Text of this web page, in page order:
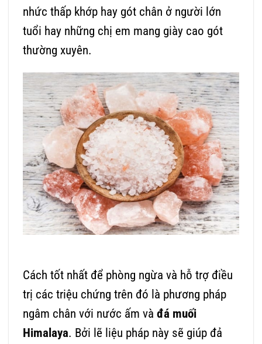
nhức thấp khớp hay gót chân ở người lớn
tuổi hay những chị em mang giày cao gót
thường xuyên.
Cách tốt nhất để phòng ngừa và hỗ trợ điều
trị các triệu chứng trên đó là phương pháp
ngâm chân với nước ấm và đá muối
Himalaya. Bởi lẽ liệu pháp này sẽ giúp đả